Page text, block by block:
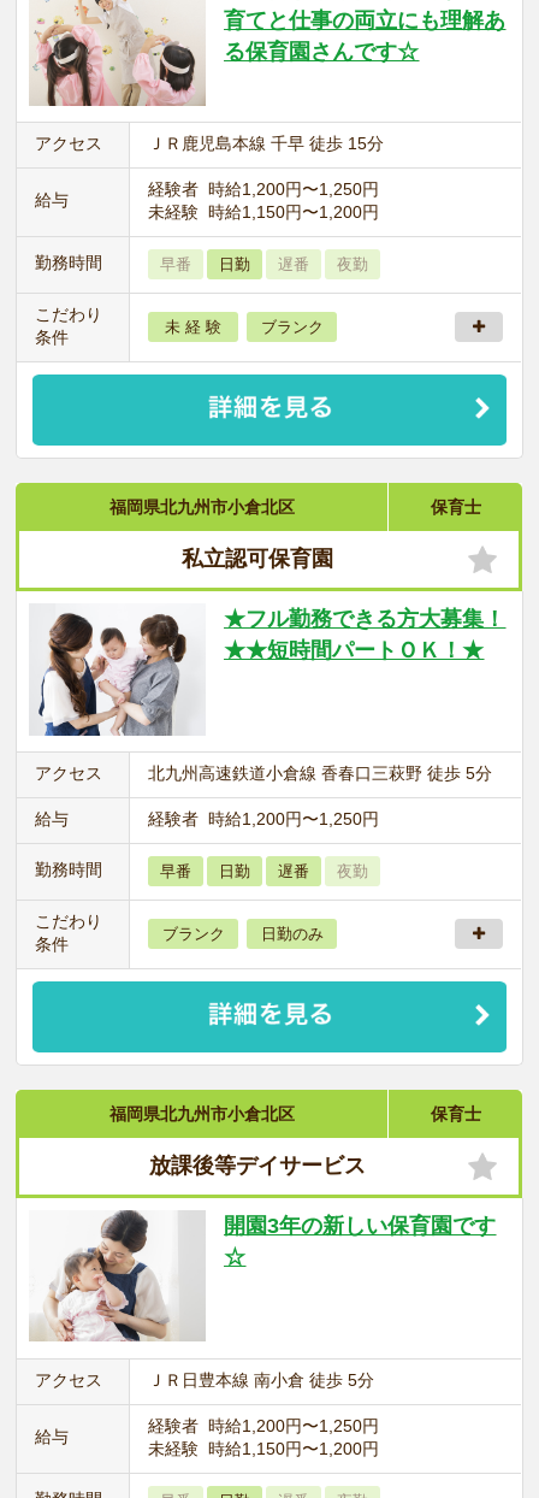
育てと仕事の両立にも理解あ
る保育園さんです☆
アクセス ＪＲ鹿児島本線 千早 徒歩 15分
給与
経験者 時給1,200円〜1,250円
未経験 時給1,150円〜1,200円
勤務時間 早番 日勤 遅番 夜勤
こだわり
条件
未 経 験 ブランク
福岡県北九州市小倉北区 保育士
私立認可保育園
★フル勤務できる方大募集！
★★短時間パートＯＫ！★
アクセス 北九州高速鉄道小倉線 香春口三萩野 徒歩 5分
給与 経験者 時給1,200円〜1,250円
勤務時間 早番 日勤 遅番 夜勤
こだわり
条件
ブランク 日勤のみ
福岡県北九州市小倉北区 保育士
放課後等デイサービス
開園3年の新しい保育園です
☆
アクセス ＪＲ日豊本線 南小倉 徒歩 5分
給与
経験者 時給1,200円〜1,250円
未経験 時給1,150円〜1,200円